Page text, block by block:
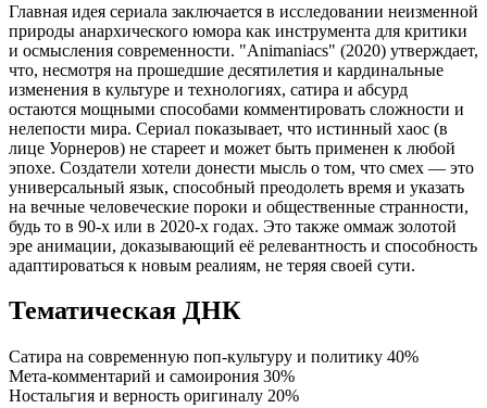
Главная идея сериала заключается в исследовании неизменной
природы анархического юмора как инструмента для критики
и осмысления современности. "Animaniacs" (2020) утверждает,
что, несмотря на прошедшие десятилетия и кардинальные
изменения в культуре и технологиях, сатира и абсурд
остаются мощными способами комментировать сложности и
нелепости мира. Сериал показывает, что истинный хаос (в
лице Уорнеров) не стареет и может быть применен к любой
эпохе. Создатели хотели донести мысль о том, что смех — это
универсальный язык, способный преодолеть время и указать
на вечные человеческие пороки и общественные странности,
будь то в 90-х или в 2020-х годах. Это также оммаж золотой
эре анимации, доказывающий её релевантность и способность
адаптироваться к новым реалиям, не теряя своей сути.
Тематическая ДНК
Сатира на современную поп-культуру и политику 40%
Мета-комментарий и самоирония 30%
Ностальгия и верность оригиналу 20%